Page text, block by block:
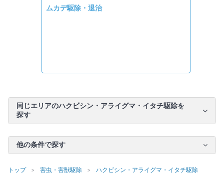
ムカデ駆除・退治
同じエリアのハクビシン・アライグマ・イタチ駆除を
探す
他の条件で探す
トップ 害虫・害獣駆除
ハクビシン・アライグマ・イタチ駆除